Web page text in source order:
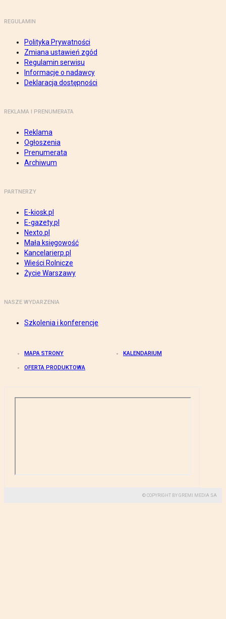
REGULAMIN
Polityka Prywatności
Zmiana ustawień zgód
Regulamin serwisu
Informacje o nadawcy
Deklaracja dostępności
REKLAMA I PRENUMERATA
Reklama
Ogłoszenia
Prenumerata
Archiwum
PARTNERZY
E-kiosk.pl
E-gazety.pl
Nexto.pl
Mała księgowość
Kancelarierp.pl
Wieści Rolnicze
Życie Warszawy
NASZE WYDARZENIA
Szkolenia i konferencje
MAPA STRONY KALENDARIUM
OFERTA PRODUKTOWA
© COPYRIGHT BY GREMI MEDIA SA